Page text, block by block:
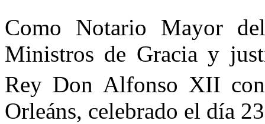
Como Notario Mayor
Minis­tros de Gracia y
Rey Don Al­fonso XII
Orleáns, celebrado el día